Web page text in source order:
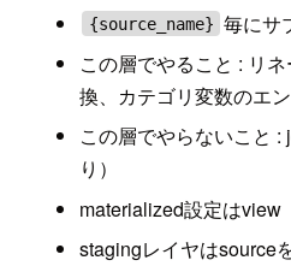
{source_name} 毎にサ
この層でやること : リ
換、カテゴリ変数のエ
この層でやらないこと
り）
materialized設定はview
stagingレイヤはsource